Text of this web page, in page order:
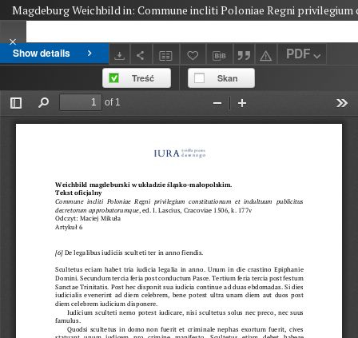
Show details PDF
Magdeburg Weichbild in: Commune incliti Poloniae Regni
Treść Skan